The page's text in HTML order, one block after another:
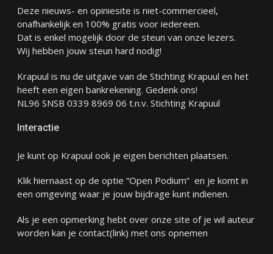
Deze nieuws- en opiniesite is niet-commercieel,
onafhankelijk en 100% gratis voor iedereen.
Dat is enkel mogelijk door de steun van onze lezers.
Wij hebben jouw steun hard nodig!
Krapuul is nu de uitgave van de Stichting Krapuul en het
heeft een eigen bankrekening. Gedenk ons!
NL96 SNSB 0339 8969 06 t.n.v. Stichting Krapuul
Interactie
Je kunt op Krapuul ook je eigen berichten plaatsen.
Klik hiernaast op de optie “Open Podium” en je komt in
een omgeving waar je jouw bijdrage kunt indienen.
Als je een opmerking hebt over onze site of je wil auteur
worden kan je contact(link) met ons opnemen